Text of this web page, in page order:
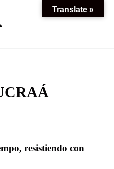
Search
resistiendo con
Translate »